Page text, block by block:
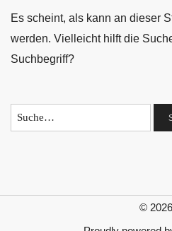
Es scheint, als kann an dieser
werden. Vielleicht hilft die
Suchbegriff?
© 2026